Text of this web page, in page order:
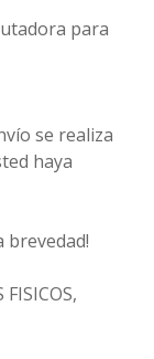
para
se realiza
haya
brevedad!